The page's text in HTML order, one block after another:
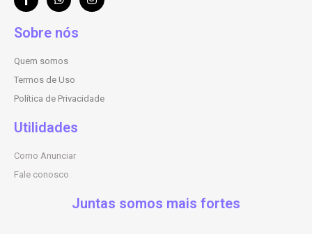
Sobre nós
Quem somos
Termos de Uso
Política de Privacidade
Utilidades
Como Anunciar
Fale conosco
Juntas somos mais fortes